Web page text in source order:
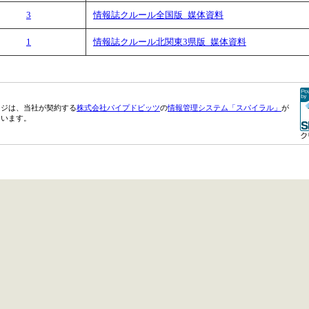
3 情報誌クルール全国版_媒体資料
1 情報誌クルール北関東3県版_媒体資料
は、当社が契約する株式会社パイプドビッツの情報管理システム「スパイラル」 が
ます。